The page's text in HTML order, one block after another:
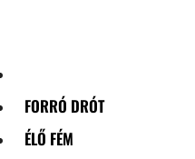
FORRÓ DRÓT
ÉLŐ FÉM